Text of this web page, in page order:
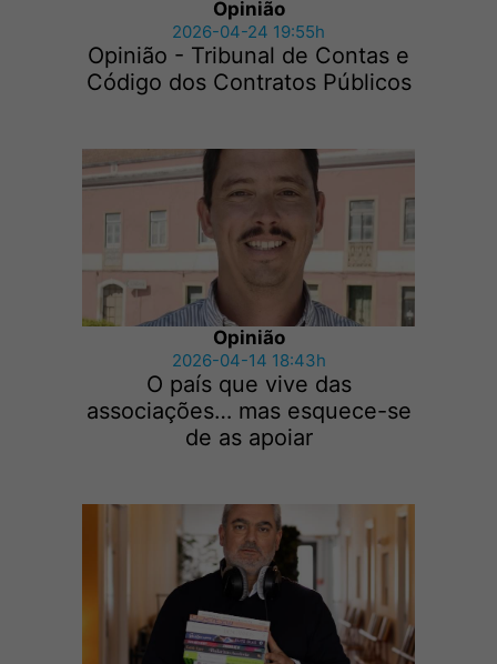
Opinião
2026-04-24 19:55h
Opinião - Tribunal de Contas e
Código dos Contratos Públicos
Opinião
2026-04-14 18:43h
O país que vive das
associações… mas esquece-se
de as apoiar